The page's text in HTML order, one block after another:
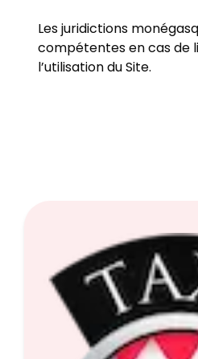
Les juridictions
compétentes en cas de
l’utilisation du Site.